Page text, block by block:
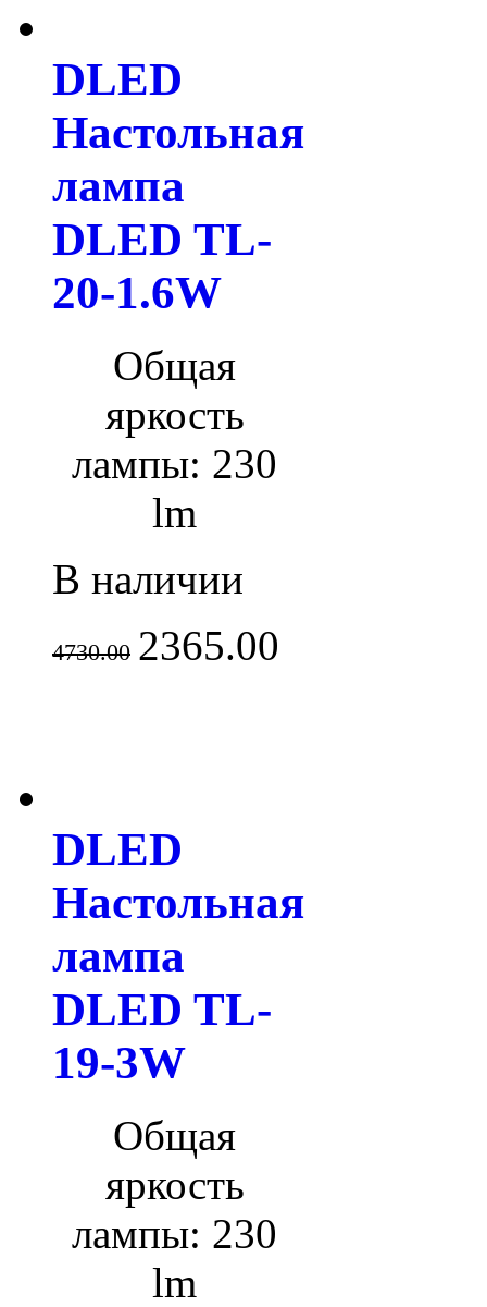
DLED
Настольная
лампа
DLED TL-
20-1.6W
Общая
яркость
лампы: 230
lm
В наличии
4730.00 2365.00
DLED
Настольная
лампа
DLED TL-
19-3W
Общая
яркость
лампы: 230
lm